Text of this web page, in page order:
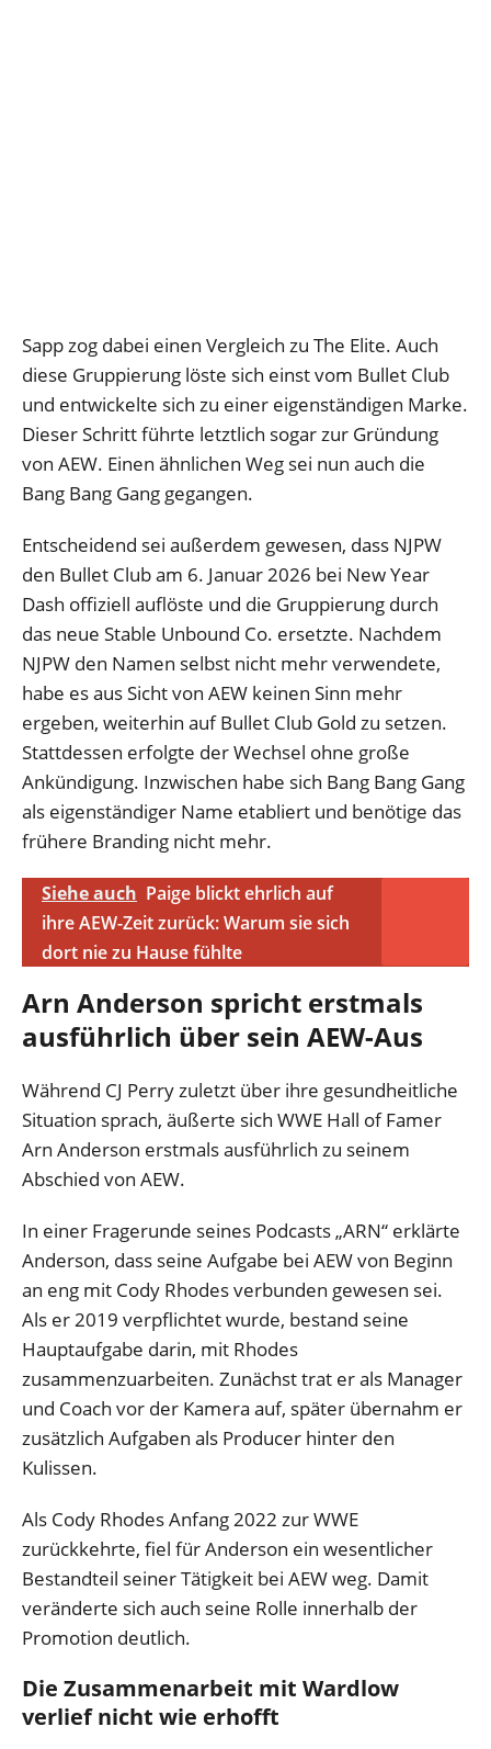
Sapp zog dabei einen Vergleich zu The Elite. Auch
diese Gruppierung löste sich einst vom Bullet Club
und entwickelte sich zu einer eigenständigen Marke.
Dieser Schritt führte letztlich sogar zur Gründung
von AEW. Einen ähnlichen Weg sei nun auch die
Bang Bang Gang gegangen.
Entscheidend sei außerdem gewesen, dass NJPW
den Bullet Club am 6. Januar 2026 bei New Year
Dash offiziell auflöste und die Gruppierung durch
das neue Stable Unbound Co. ersetzte. Nachdem
NJPW den Namen selbst nicht mehr verwendete,
habe es aus Sicht von AEW keinen Sinn mehr
ergeben, weiterhin auf Bullet Club Gold zu setzen.
Stattdessen erfolgte der Wechsel ohne große
Ankündigung. Inzwischen habe sich Bang Bang Gang
als eigenständiger Name etabliert und benötige das
frühere Branding nicht mehr.
Siehe auch Paige blickt ehrlich auf
ihre AEW-Zeit zurück: Warum sie sich
dort nie zu Hause fühlte
Arn Anderson spricht erstmals
ausführlich über sein AEW-Aus
Während CJ Perry zuletzt über ihre gesundheitliche
Situation sprach, äußerte sich WWE Hall of Famer
Arn Anderson erstmals ausführlich zu seinem
Abschied von AEW.
In einer Fragerunde seines Podcasts „ARN“ erklärte
Anderson, dass seine Aufgabe bei AEW von Beginn
an eng mit Cody Rhodes verbunden gewesen sei.
Als er 2019 verpflichtet wurde, bestand seine
Hauptaufgabe darin, mit Rhodes
zusammenzuarbeiten. Zunächst trat er als Manager
und Coach vor der Kamera auf, später übernahm er
zusätzlich Aufgaben als Producer hinter den
Kulissen.
Als Cody Rhodes Anfang 2022 zur WWE
zurückkehrte, fiel für Anderson ein wesentlicher
Bestandteil seiner Tätigkeit bei AEW weg. Damit
veränderte sich auch seine Rolle innerhalb der
Promotion deutlich.
Die Zusammenarbeit mit Wardlow
verlief nicht wie erhofft